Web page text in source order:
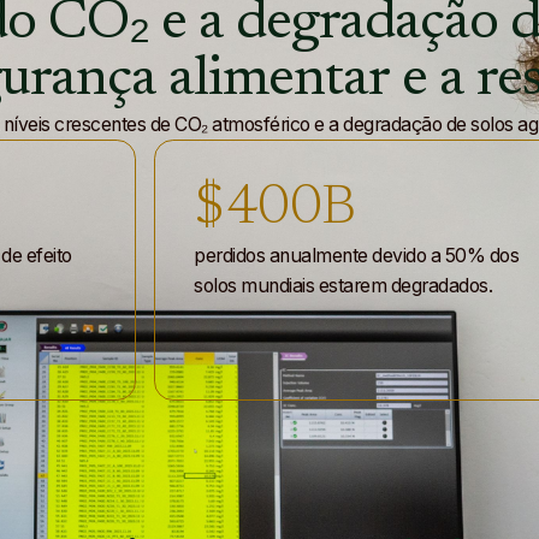
de-açúcar
de-açúcar
de-açúcar
CO₂ e a degradação
alimentar e a
crescentes de CO₂ atmosférico e a degradação de solos
efeito
$400B
perdidos anualmente devido a 50% dos
solos mundiais estarem degradados.